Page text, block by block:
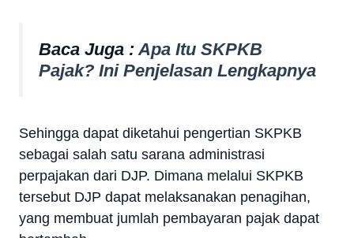
Baca Juga :Apa Itu SKPKB
Pajak? Ini Penjelasan Lengkapnya
Sehingga dapat diketahui pengertian SKPKB
sebagai salah satu sarana administrasi
perpajakan dari DJP. Dimana melalui SKPKB
tersebut DJP dapat melaksanakan penagihan,
yang membuat jumlah pembayaran pajak dapat